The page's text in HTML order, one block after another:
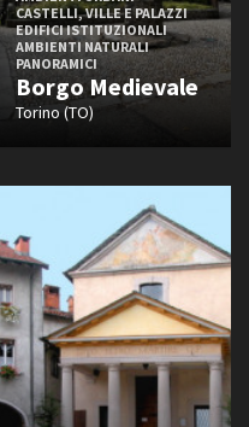
CASTELLI, VILLE E PALAZZI
EDIFICI ISTITUZIONALI
AMBIENTI NATURALI
PANORAMICI
Borgo Medievale
Torino (TO)